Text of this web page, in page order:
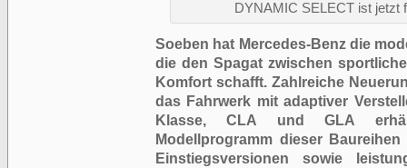
DYNAMIC SELECT ist jetzt
Soeben hat Mercedes-Benz die
die den Spagat zwischen
Komfort schafft. Zahlreiche
das Fahrwerk mit adaptiver
Klasse, CLA und GLA
Modellprogramm dieser
Einstiegsversionen sowie